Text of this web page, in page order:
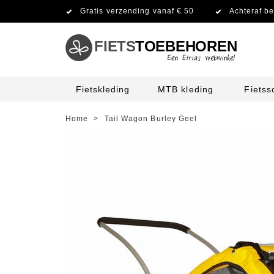
Gratis verzending vanaf € 50 Achteraf
FIETSTOEBEHOREN
Fietskleding MTB kleding
Home > Tail Wagon Burley Geel